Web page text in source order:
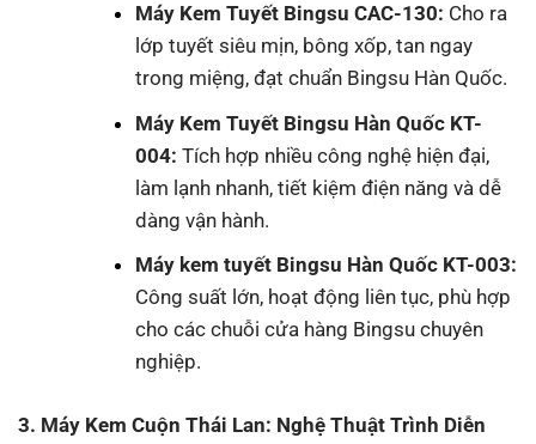
Máy Kem Tuyết Bingsu CAC-130: Cho ra
lớp tuyết siêu mịn, bông xốp, tan ngay
trong miệng, đạt chuẩn Bingsu Hàn Quốc.
Máy Kem Tuyết Bingsu Hàn Quốc KT-
004: Tích hợp nhiều công nghệ hiện đại,
làm lạnh nhanh, tiết kiệm điện năng và dễ
dàng vận hành.
Máy kem tuyết Bingsu Hàn Quốc KT-003:
Công suất lớn, hoạt động liên tục, phù hợp
cho các chuỗi cửa hàng Bingsu chuyên
nghiệp.
3. Máy Kem Cuộn Thái Lan: Nghệ Thuật Trình Diễn